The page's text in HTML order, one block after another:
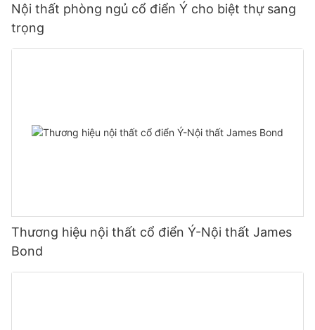
Nội thất phòng ngủ cổ điển Ý cho biệt thự sang
trọng
Thương hiệu nội thất cổ điển Ý-Nội thất James
Bond